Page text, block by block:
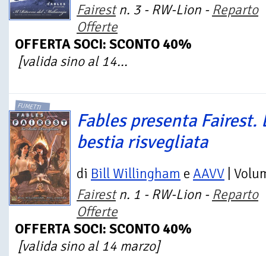
Fairestn. 3 - RW-Lion - Reparto
Offerte
OFFERTA SOCI: SCONTO 40%
[valida sino al 14...
FUMETTI
Fables presenta Fairest.
bestia risvegliata
di Bill Willingham e AAVV |
Fairestn. 1 - RW-Lion - Reparto
Offerte
OFFERTA SOCI: SCONTO 40%
[valida sino al 14 marzo]